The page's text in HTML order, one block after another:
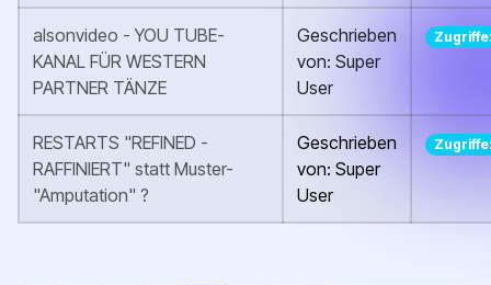
alsonvideo - YOU TUBE-
KANAL FÜR WESTERN
PARTNER TÄNZE
Geschrieben
von: Super
User
RESTARTS "REFINED -
RAFFINIERT" statt Muster-
"Amputation" ?
Geschrieben
von: Super
User